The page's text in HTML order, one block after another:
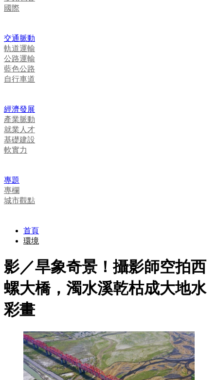
國際
交通脈動
軌道運輸
公路運輸
藍色公路
自行車道
經濟發展
產業脈動
就業人才
基礎建設
軟實力
專題
專欄
城市觀點
首頁
環境
影／旱象奇景！攝影師空拍西
螺大橋，濁水溪乾枯成大地水
彩畫